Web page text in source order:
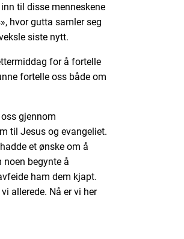
til disse menneskene
hvor gutta samler seg
siste nytt.
for å fortelle
fortelle oss både om
gjennom
til Jesus og evangeliet.
et ønske om å
noen begynte å
ham dem kjapt.
allerede. Nå er vi her